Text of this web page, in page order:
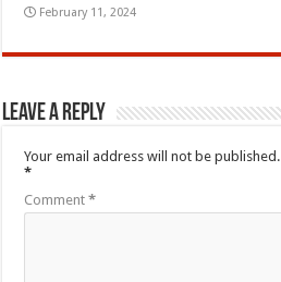
February 11, 2024
Leave a Reply
Your email address will not be published.
*
Comment*